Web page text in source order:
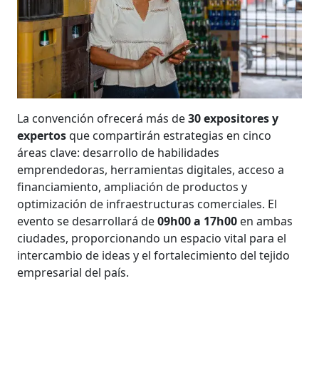
La convención ofrecerá más de30 expositores y
expertosque compartirán estrategias en cinco
áreas clave: desarrollo de habilidades
emprendedoras, herramientas digitales, acceso a
financiamiento, ampliación de productos y
optimización de infraestructuras comerciales. El
evento se desarrollará de09h00 a 17h00 en ambas
ciudades, proporcionando un espacio vital para el
intercambio de ideas y el fortalecimiento del tejido
empresarial del país.